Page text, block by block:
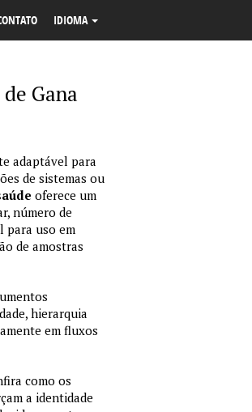
IDIOMA
Gana
adaptável para
de sistemas ou
oferece um
número de
para uso em
de amostras
hierarquia
em fluxos
como os
a identidade